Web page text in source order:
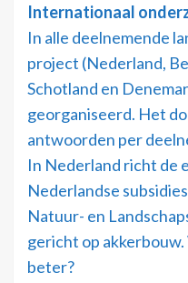
Internationaal
In alle deelnemende
project (Nederland,
Schotland en
georganiseerd. Het
antwoorden per
In Nederland richt de
Nederlandse
Natuur- en
gericht op
beter?